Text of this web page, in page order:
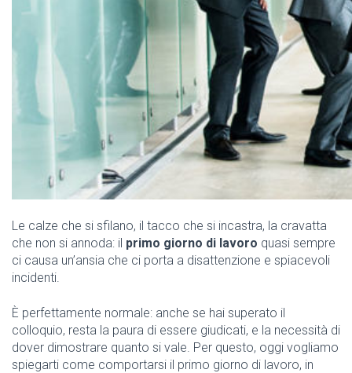
Le calze che si sfilano, il tacco che si incastra, la cravatta
che non si annoda: il primo giorno di lavoro quasi sempre
ci causa un’ansia che ci porta a disattenzione e spiacevoli
incidenti.
È perfettamente normale: anche se hai superato il
colloquio, resta la paura di essere giudicati, e la necessità di
dover dimostrare quanto si vale. Per questo, oggi vogliamo
spiegarti come comportarsi il primo giorno di lavoro, in